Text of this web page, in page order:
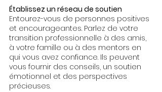
Établissez un réseau de soutien
Entourez-vous de personnes positives
et encourageantes. Parlez de votre
transition professionnelle à des amis,
à votre famille ou à des mentors en
qui vous avez confiance. Ils peuvent
vous fournir des conseils, un soutien
émotionnel et des perspectives
précieuses.